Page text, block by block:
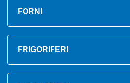
FORNI
FRIGORIFERI